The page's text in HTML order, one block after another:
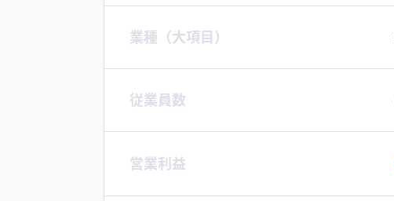
業種（大項目）
従業員数
営業利益